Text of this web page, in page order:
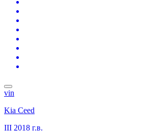
vin
Kia Ceed
III 2018 г.в.